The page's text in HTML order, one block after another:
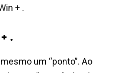
.
um “ponto”. Ao